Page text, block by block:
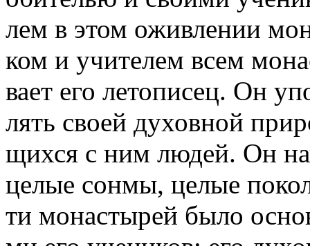
лем в этом ожив­ле­нии
ком и учи­те­лем всем
ва­ет его ле­то­пи­сец. Он
лять сво­ей ду­хов­ной
щих­ся с ним лю­дей. Он
це­лые сон­мы, це­лые
ти мо­на­сты­рей бы­ло